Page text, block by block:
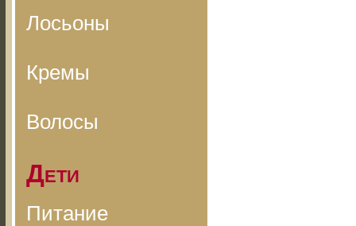
Лосьоны
Кремы
Волосы
Дети
Питание